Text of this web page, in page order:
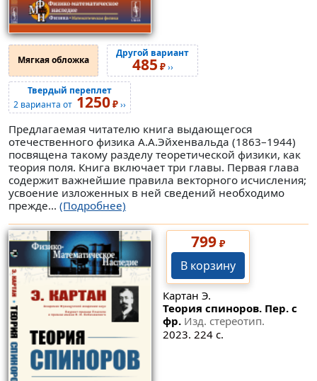
Мягкая обложка
Другой вариант
485 ₽››
Твердый переплет
2 варианта от 1250₽››
Предлагаемая читателю книга выдающегося
отечественного физика А.А.Эйхенвальда (1863–1944)
посвящена такому разделу теоретической физики, как
теория поля. Книга включает три главы. Первая глава
содержит важнейшие правила векторного исчисления;
усвоение изложенных в ней сведений необходимо
прежде... (Подробнее)
799₽
В корзину
Картан Э.
Теория спиноров. Пер. с
фр. Изд. стереотип.
2023. 224 с.